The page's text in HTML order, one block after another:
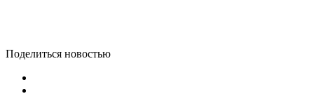
Поделиться новостью